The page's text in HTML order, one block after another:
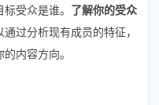
受众是谁。 了解你的受众
过分析现有成员的特征，
内容方向。